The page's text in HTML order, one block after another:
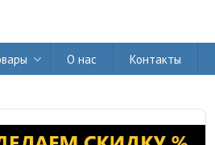
О нас Контакты